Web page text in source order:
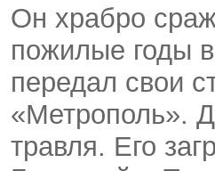
Он храбро
пожилые годы
передал свои
«Метрополь».
травля. Его